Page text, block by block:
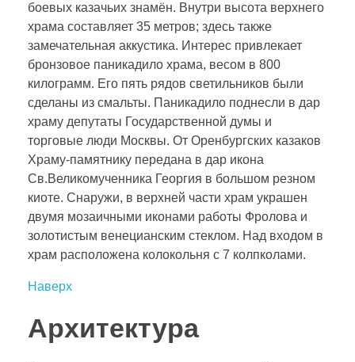
боевых казачьих знамён. Внутри высота верхнего
храма составляет 35 метров; здесь также
замечательная аккустика. Интерес привлекает
бронзовое паникадило храма, весом в 800
килограмм. Его пять рядов светильников были
сделаны из смальты. Паникадило поднесли в дар
храму депутаты Государственной думы и
торговые люди Москвы. От Оренбургских казаков
Храму-памятнику передана в дар икона
Св.Великомученника Георгия в большом резном
киоте. Снаружи, в верхней части храм украшен
двумя мозаичными иконами работы Фролова и
золотистым венецианским стеклом. Над входом в
храм расположена колокольня с 7 колпколами.
Наверх
Архитектура